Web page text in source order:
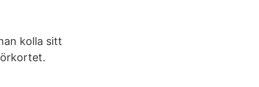
kolla sitt